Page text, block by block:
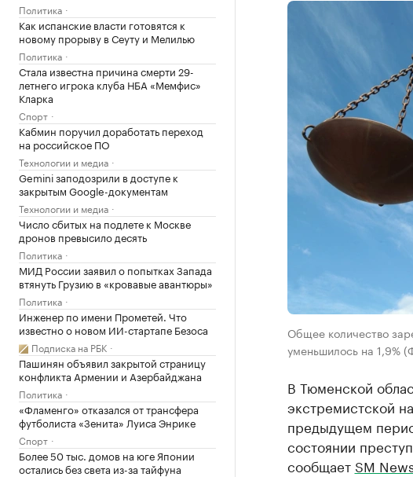
Политика
Как испанские власти готовятся к
новому прорыву в Сеуту и Мелилью
Политика
Стала известна причина смерти 29-
летнего игрока клуба НБА «Мемфис»
Кларка
Спорт
Кабмин поручил доработать переход
на российское ПО
Технологии и медиа
Gemini заподозрили в доступе к
закрытым Google-документам
Технологии и медиа
Число сбитых на подлете к Москве
дронов превысило десять
Политика
МИД России заявил о попытках Запада
втянуть Грузию в «кровавые авантюры»
Политика
Инженер по имени Прометей. Что
известно о новом ИИ-стартапе Безоса
Подписка на РБК
Пашинян объявил закрытой страницу
конфликта Армении и Азербайджана
Политика
«Фламенго» отказался от трансфера
футболиста «Зенита» Луиса Энрике
Спорт
Более 50 тыс. домов на юге Японии
остались без света из-за тайфуна
Общее количество
уменьшилось на 1,9%
В Тюменской
экстремистской
предыдущем
состоянии
сообщает SM